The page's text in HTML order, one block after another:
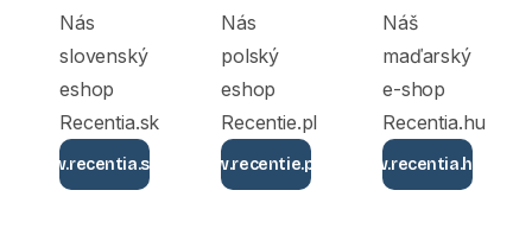
Nás
slovenský
eshop
Recentia.sk
www.recentia.sk
Nás
polský
eshop
Recentie.pl
www.recentie.pl
Náš
maďarský
e-shop
Recentia.hu
www.recentia.hu